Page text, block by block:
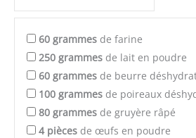
60 grammes de farine
250 grammes de lait en poudre
60 grammes de beurre
100 grammes de poireaux
80 grammes de gruyère râpé
4 pièces de œufs en poudre